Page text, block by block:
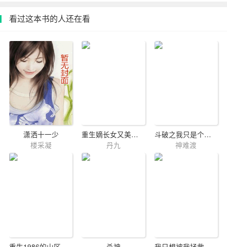
看过这本书的人还在看
潇洒十一少
楼采凝
重生嫡长女又美又飒
丹九
斗破之我只是个老年人
神难渡